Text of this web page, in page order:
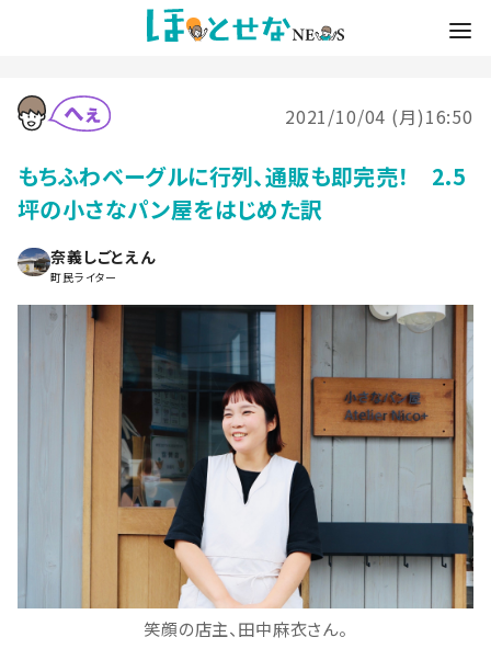
2021/10/04 (月)16:50
もちふわベーグルに行列、通販も即完売！ 2.5
坪の小さなパン屋をはじめた訳
奈義しごとえん
町民ライター
笑顔の店主、田中麻衣さん。